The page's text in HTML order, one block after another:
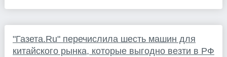
"Газета.Ru" перечислила шесть машин для
китайского рынка, которые выгодно везти в РФ